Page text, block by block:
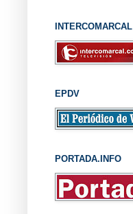
INTERCOMARCAL
EPDV
PORTADA.INFO